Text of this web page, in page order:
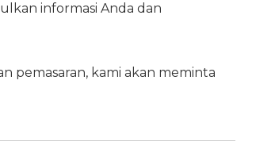
informasi Anda dan
pemasaran, kami akan meminta